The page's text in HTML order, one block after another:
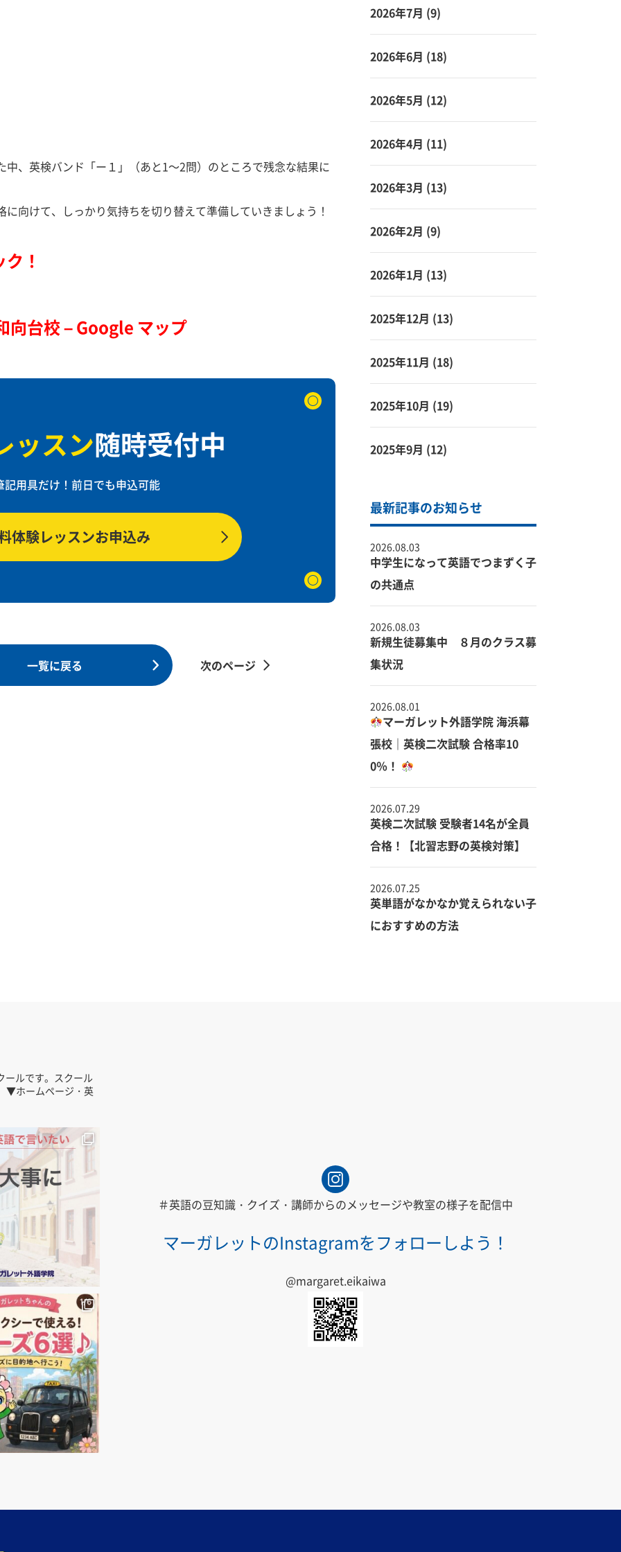
、英検バンド「ー１」（あと1～2問）のところで残念な結果に
向けて、しっかり気持ちを切り替えて準備していきましょう！
！
台校 – Google マップ
ッスン随時受付中
用具だけ！ 前日でも申込可能
体験レッスンお申込み
一覧に戻る 次のページ
2026年7月 (9)
2026年6月 (18)
2026年5月 (12)
2026年4月 (11)
2026年3月 (13)
2026年2月 (9)
2026年1月 (13)
2025年12月 (13)
2025年11月 (18)
2025年10月 (19)
2025年9月 (12)
最新記事のお知らせ
中学生になって英語でつまずく子
の共通点
2026.08.03
新規生徒募集中 ８月のクラス募
集状況
2026.08.03
マーガレット外語学院 海浜幕
張校｜英検二次試験 合格率10
0％！
2026.08.01
英検二次試験 受験者14名が全員
合格！【北習志野の英検対策】
2026.07.29
英単語がなかなか覚えられない子
におすすめの方法
2026.07.25
＃英語の豆知識・クイズ・講師からの メッセージや教室の様子を配信中
マーガレットのInstagramをフォローしよう！
@margaret.eikaiwa
ールです。スクール
▼ホームページ・英